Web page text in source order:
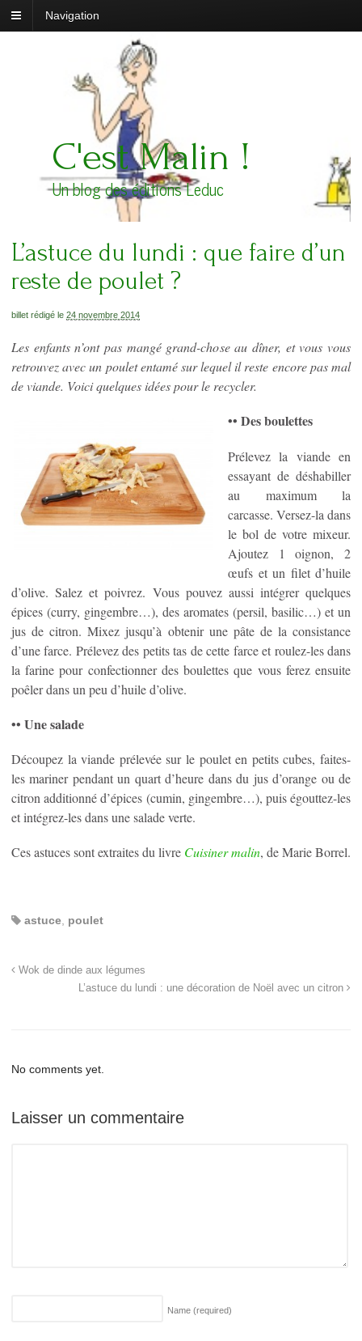
Navigation
C'est Malin !
Un blog des éditions Leduc
L’astuce du lundi : que faire d’un
reste de poulet ?
billet rédigé le 24 novembre 2014
Les enfants n’ont pas mangé grand-chose au dîner, et vous vous
retrouvez avec un poulet entamé sur lequel il reste encore pas mal
de viande. Voici quelques idées pour le recycler.
•• Des boulettes
Prélevez la viande en
essayant de déshabiller
au maximum la
carcasse. Versez-la dans
le bol de votre mixeur.
Ajoutez 1 oignon, 2
œufs et un filet d’huile
d’olive. Salez et poivrez. Vous pouvez aussi intégrer quelques
épices (curry, gingembre…), des aromates (persil, basilic…) et un
jus de citron. Mixez jusqu’à obtenir une pâte de la consistance
d’une farce. Prélevez des petits tas de cette farce et roulez-les dans
la farine pour confectionner des boulettes que vous ferez ensuite
poêler dans un peu d’huile d’olive.
•• Une salade
Découpez la viande prélevée sur le poulet en petits cubes, faites-
les mariner pendant un quart d’heure dans du jus d’orange ou de
citron additionné d’épices (cumin, gingembre…), puis égouttez-les
et intégrez-les dans une salade verte.
Ces astuces sont extraites du livre Cuisiner malin, de Marie Borrel.
astuce, poulet
Wok de dinde aux légumes
L’astuce du lundi : une décoration de Noël avec un citron
No comments yet.
Laisser un commentaire
Name (required)